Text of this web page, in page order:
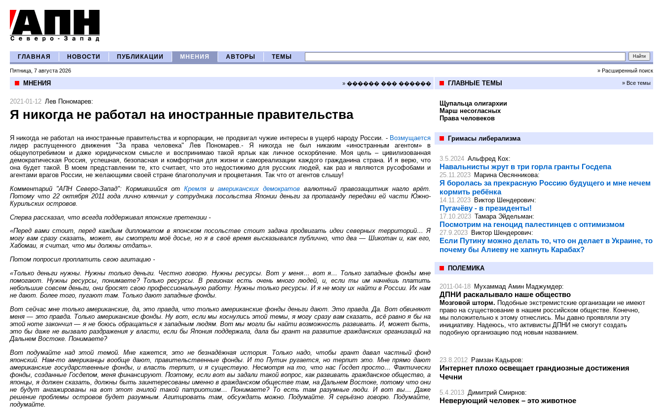
ГЛАВНАЯ НОВОСТИ ПУБЛИКАЦИИ МНЕНИЯ АВТОРЫ ТЕМЫ
Пятница, 7 августа 2026 » Расширенный поиск
МНЕНИЯ » ������ ��� ������
2021-01-12 Лев Пономарев:
Я никогда не работал на иностранные правительства
Я никогда не работал на иностранные правительства и корпорации, не продвигал чужие интересы в ущерб народу России. - Возмущается
лидер распущенного движения "За права человека" Лев Пономарев.- Я никогда не был никаким «иностранным агентом» в
общеупотребимом и даже юридическом смысле и воспринимаю такой ярлык как личное оскорбление. Моя цель – цивилизованная
демократическая Россия, успешная, безопасная и комфортная для жизни и самореализации каждого гражданина страна. И я верю, что
она будет такой. В моем представлении те, кто считает, что это недостижимо для русских людей, как раз и являются русофобами и
агентами врагов России, не желающими своей стране благополучия и процветания. Так что от агентов слышу!
Комментарий "АПН Северо-Запад": Кормившийся от Кремля и американских демократов валютный правозащитник нагло врёт.
Потому что 22 октября 2011 года лично клянчил у сотрудника посольства Японии деньги за пропаганду передачи ей части Южно-
Курильских островов.
Сперва рассказал, что всегда поддерживал японские претензии -
«Перед вами стоит, перед каждым дипломатом в японском посольстве стоит задача продвигать идеи северных территорий… Я
могу вам сразу сказать, может, вы смотрели моё досье, но я в своё время высказывался публично, что два — Шикотан и, как его,
Хабомаи, я считал, что мы должны отдать».
Потом попросил проплатить свою агитацию -
«Только деньги нужны. Нужны только деньги. Честно говорю. Нужны ресурсы. Вот у меня… вот я… Только западные фонды мне
помогают. Нужны ресурсы, понимаете? Только ресурсы. В регионах есть очень много людей, и, если ты им начнёшь платить
небольшие совсем деньги, они бросят свою профессиональную работу. Нужны только ресурсы. И я не могу их найти в России. Их нам
не дают. Более того, пугают там. Только дают западные фонды.
Вот сейчас мне только американские, да, это правда, что только американские фонды деньги дают. Это правда. Да. Вот обвиняют
меня — это правда. Только американские фонды. Ну вот, если мы коснулись этой темы, я могу сразу вам сказать, всё равно я бы на
этой ноте закончил — я не боюсь обращаться к западным людям. Вот мы могли бы найти возможность развивать. И, может быть,
это бы даже не вызвало раздражения у власти, если бы Япония поддержала, дала бы грант на развитие гражданских организаций на
Дальнем Востоке. Понимаете?
Вот подумайте над этой темой. Мне кажется, это не безнадёжная история. Только надо, чтобы грант давал частный фонд
японский. Нам-то американцы вообще дают, правительственные фонды. И то Путин ругается, но терпит это. Мне прямо дают
американские государственные фонды, и власть терпит, и я существую. Несмотря на то, что нас Госдеп просто… Фактически
фонды, созданные Госдепом, меня финансируют. Поэтому, если вот вы задали такой вопрос, как развивать гражданское общество, а
японцы, я должен сказать, должны быть заинтересованы именно в гражданском обществе там, на Дальнем Востоке, потому что они
не будут ангажированы на вот этот гнилой такой патриотизм… Понимаете? То есть там разумные люди. И вот вы… Даже
решение проблемы островов будет разумным. Агитировать там, обсуждать можно. Подумайте. Я серьёзно говорю. Подумайте,
подумайте.
ГЛАВНЫЕ ТЕМЫ » Все темы
Щупальца олигархии
Марш несогласных
Права человеков
Гримасы либерализма
3.5.2024 Альфред Кох:
Навальнисты жрут в три горла гранты Госдепа
25.11.2023 Марина Овсянникова:
Я боролась за прекрасную Россию будущего и мне нечем
кормить ребёнка
14.11.2023 Виктор Шендерович:
Пугачёву - в президенты!
17.10.2023 Тамара Эйдельман:
Посмотрим на геноцид палестинцев с оптимизмом
27.9.2023 Виктор Шендерович:
Если Путину можно делать то, что он делает в Украине, то
почему бы Алиеву не хапнуть Карабах?
ПОЛЕМИКА
2011-04-18 Мухаммад Амин Маджумдер:
ДПНИ раскалывало наше общество
Мозговой шторм. Подобные экстремистские организации не имеют
право на существование в нашем российском обществе. Конечно,
мы положительно к этому отнеслись. Мы давно проявляли эту
инициативу. Надеюсь, что активисты ДПНИ не смогут создать
подобную организацию под новым названием.
23.8.2012 Рамзан Кадыров:
Интернет плохо освещает грандиозные достижения
Чечни
5.4.2013 Димитрий Смирнов:
Неверующий человек – это животное